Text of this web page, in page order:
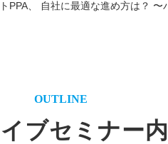
PPA、 自社に最適な進め方は？
OUTLINE
ブセミナー